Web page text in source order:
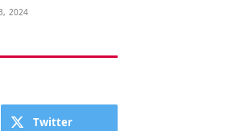
2024
Twitter